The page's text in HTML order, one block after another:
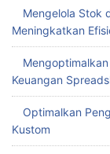
Mengelola Stok
Meningkatkan
Keuangan
Optimalkan
Kustom